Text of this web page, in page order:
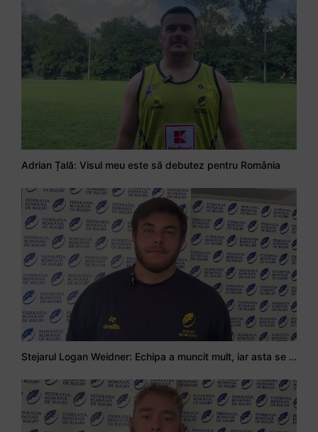
Adrian Țală: Visul meu este să debutez pentru România
Stejarul Logan Weidner: Echipa a muncit mult, iar asta se va vedea în meciurile de la Nations Cup